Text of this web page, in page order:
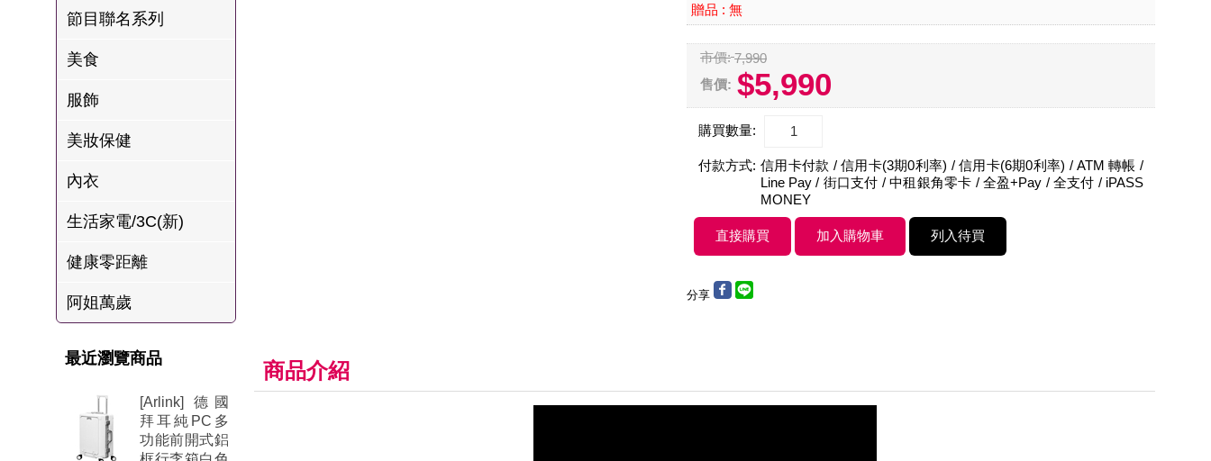
愛雅辣呦
沈玉琳代言羊
節目聯名系列
美食
服飾
美妝保健
內衣
生活家電/3C(新)
健康零距離
阿姐萬歲
最近瀏覽商品
[Arlink] 德國
拜耳純PC多
功能前開式鋁
贈品 : 無
市價: 7,990
售價: $5,990
購買數量:
付款方式: 信用卡付款 / 信用卡(3期0利率) / 信用卡(6期0利率) / ATM 轉帳 /
Line Pay / 街口支付 / 中租銀角零卡 / 全盈+Pay / 全支付 / iPASS
MONEY
分享
商品介紹